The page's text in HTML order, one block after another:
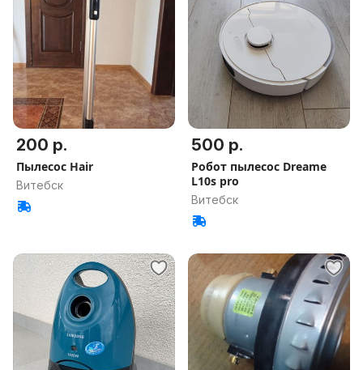
200 р.
Пылесос Hair
Витебск
500 р.
Робот пылесос Dreame
L10s pro
Витебск